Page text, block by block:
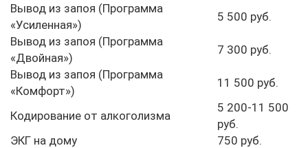
Вывод из запоя (Программа
«Усиленная»)
5 500 руб.
Вывод из запоя (Программа
«Двойная»)
7 300 руб.
Вывод из запоя (Программа
«Комфорт»)
11 500 руб.
Кодирование от алкоголизма
5 200-11 500
руб.
ЭКГ на дому
750 руб.